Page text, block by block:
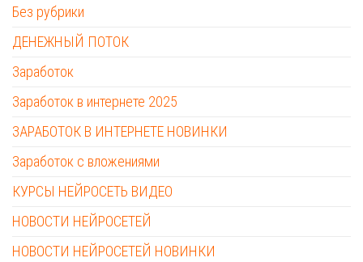
Без рубрики
ДЕНЕЖНЫЙ ПОТОК
Заработок
Заработок в интернете 2025
ЗАРАБОТОК В ИНТЕРНЕТЕ НОВИНКИ
Заработок с вложениями
КУРСЫ НЕЙРОСЕТЬ ВИДЕО
НОВОСТИ НЕЙРОСЕТЕЙ
НОВОСТИ НЕЙРОСЕТЕЙ НОВИНКИ